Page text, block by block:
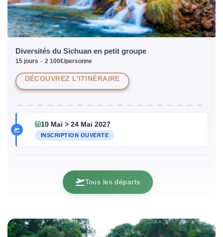
Diversités du Sichuan en petit groupe
15 jours - 2 100€/personne
DÉCOUVREZ L'ITINÉRAIRE
10 Mai > 24 Mai 2027
INSCRIPTION OUVERTE
Tous les départs